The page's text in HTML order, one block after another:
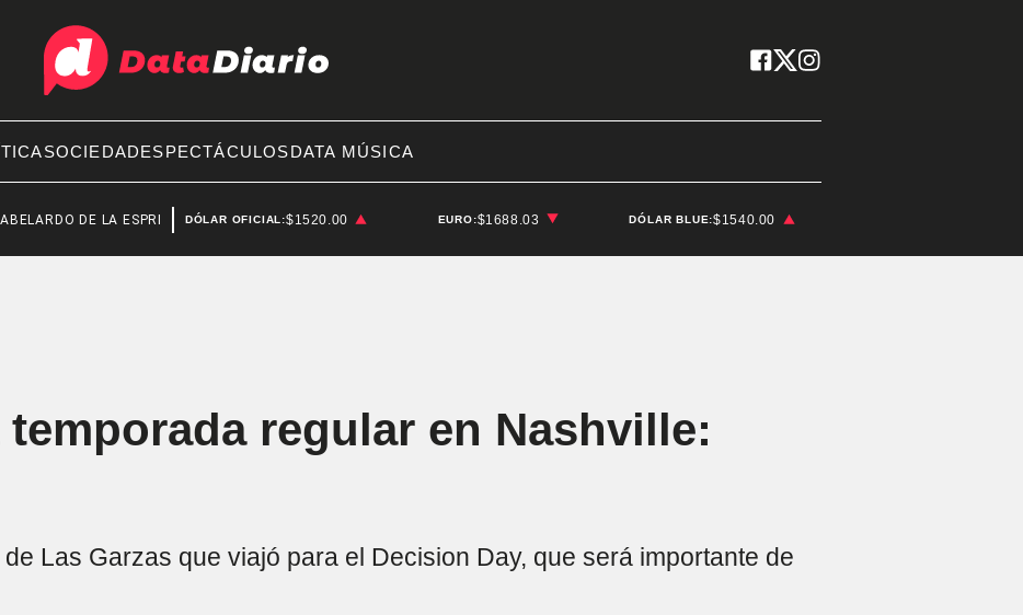
SOCIEDADESPECTÁCULOSDATA MÚSICA
DE LA ESPRIELLA SENADO
DÓLAR OFICIAL:$1520.00 EURO:$1688.03 DÓLAR BLUE:$1540.00
regular en Nashville:
Las Garzas que viajó para el Decision Day, que será importante de